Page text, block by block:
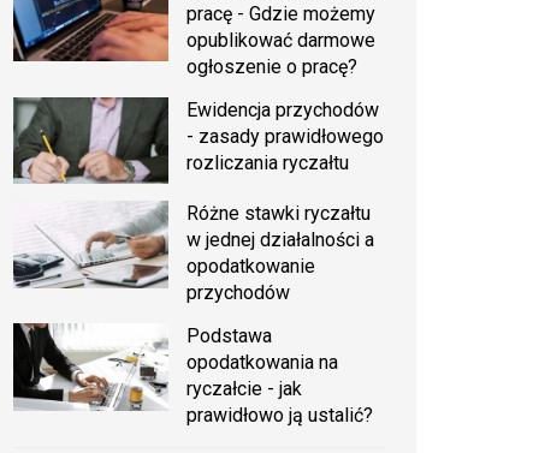
pracę - Gdzie możemy
opublikować darmowe
ogłoszenie o pracę?
Ewidencja przychodów
- zasady prawidłowego
rozliczania ryczałtu
Różne stawki ryczałtu
w jednej działalności a
opodatkowanie
przychodów
Podstawa
opodatkowania na
ryczałcie - jak
prawidłowo ją ustalić?